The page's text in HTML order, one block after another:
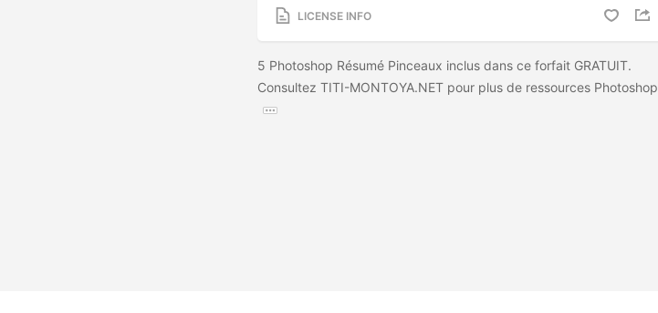
LICENSE INFO
5 Photoshop Résumé Pinceaux inclus dans ce forfait GRATUIT.
Consultez TITI-MONTOYA.NET pour plus de ressources Photoshop